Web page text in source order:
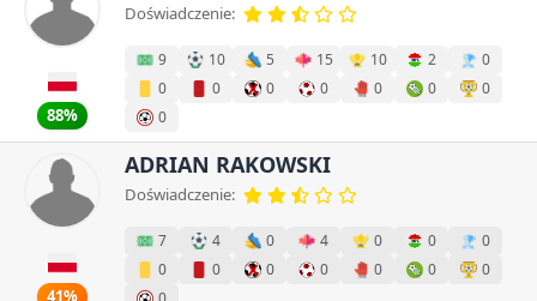
88%
Doświadczenie:
9 10 5 15 10 2
0
0
0 0 0 0 0
0
0
41%
ADRIAN RAKOWSKI
Doświadczenie:
7 4 0 4 0 0
0
0
0 0 0 0 0
0